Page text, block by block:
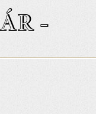
-